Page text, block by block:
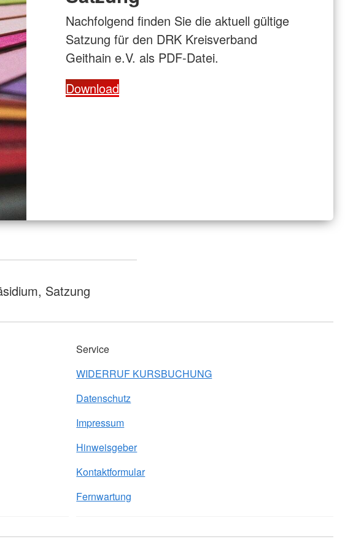
Nachfolgend finden Sie die aktuell gültige
Satzung für den DRK Kreisverband
Geithain e.V. als PDF-Datei.
Download
Satzung
Service
WIDERRUF KURSBUCHUNG
Datenschutz
Impressum
Hinweisgeber
Kontaktformular
Fernwartung